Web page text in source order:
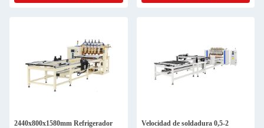
piezas de refrigeración
condensadores
2440x800x1580mm Refrigerador
Velocidad de soldadura 0,5-2